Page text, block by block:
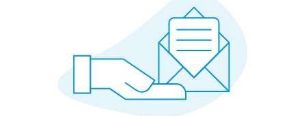
Ontvang onze nieuwsbrief